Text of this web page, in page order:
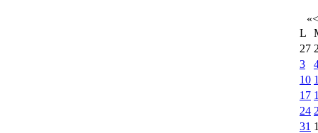
«<
L
27
3
10
17
24
31